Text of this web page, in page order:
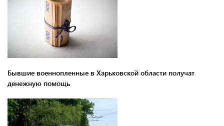
Бывшие военнопленные в Харьковской области получат
денежную помощь